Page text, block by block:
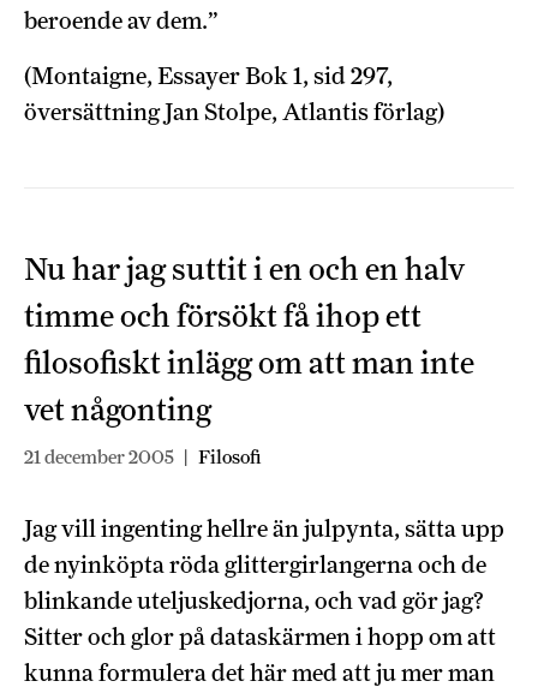
beroende av dem.”
(Montaigne, Essayer Bok 1, sid 297,
översättning Jan Stolpe, Atlantis förlag)
Nu har jag suttit i en och en halv
timme och försökt få ihop ett
filosofiskt inlägg om att man inte
vet någonting
21 december 2005 | Filosofi
Jag vill ingenting hellre än julpynta, sätta upp
de nyinköpta röda glittergirlangerna och de
blinkande uteljuskedjorna, och vad gör jag?
Sitter och glor på dataskärmen i hopp om att
kunna formulera det här med att ju mer man